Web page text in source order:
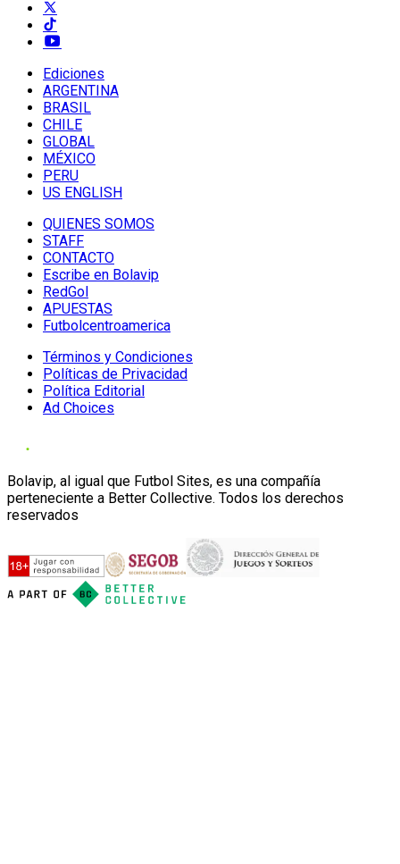
Ediciones
ARGENTINA
BRASIL
CHILE
GLOBAL
MÉXICO
PERU
US ENGLISH
QUIENES SOMOS
STAFF
CONTACTO
Escribe en Bolavip
RedGol
APUESTAS
Futbolcentroamerica
Términos y Condiciones
Políticas de Privacidad
Política Editorial
Ad Choices
Bolavip, al igual que Futbol Sites, es una compañía
perteneciente a Better Collective. Todos los derechos
reservados